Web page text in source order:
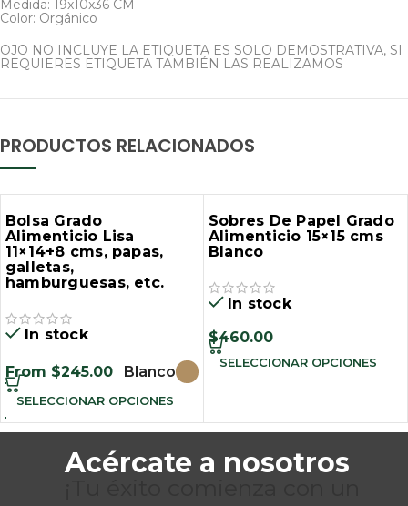
Medida: 19x10x36 CM
Color: Orgánico
OJO NO INCLUYE LA ETIQUETA ES SOLO DEMOSTRATIVA, SI
REQUIERES ETIQUETA TAMBIÉN LAS REALIZAMOS
PRODUCTOS RELACIONADOS
Bolsa Grado
Alimenticio Lisa
11×14+8 cms, papas,
galletas,
hamburguesas, etc.
In stock
From $245.00 Blanco
SELECCIONAR OPCIONES
Sobres De Papel Grado
Alimenticio 15×15 cms
Blanco
In stock
$460.00
SELECCIONAR OPCIONES
Acércate a nosotros